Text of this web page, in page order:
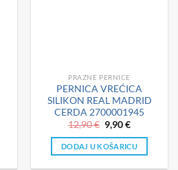
PRAZNE PERNICE
PERNICA VREĆICA
SILIKON REAL MADRID
CERDA 2700001945
12,90€ Izvorna
cijena
bila
je:
9,90€Trenutna
je:
9,90 €.
DODAJ U KOŠARICU